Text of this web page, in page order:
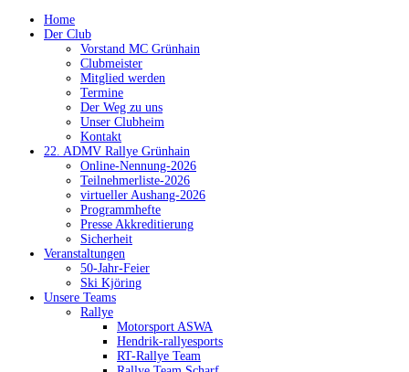
Home
Der Club
Vorstand MC Grünhain
Clubmeister
Mitglied werden
Termine
Der Weg zu uns
Unser Clubheim
Kontakt
22. ADMV Rallye Grünhain
Online-Nennung-2026
Teilnehmerliste-2026
virtueller Aushang-2026
Programmhefte
Presse Akkreditierung
Sicherheit
Veranstaltungen
50-Jahr-Feier
Ski Kjöring
Unsere Teams
Rallye
Motorsport ASWA
Hendrik-rallyesports
RT-Rallye Team